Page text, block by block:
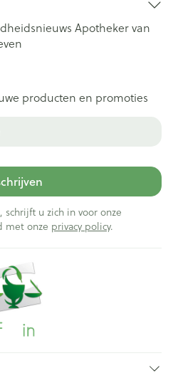
Apotheker van
producten en promoties
u zich in voor onze
met onze privacy policy.